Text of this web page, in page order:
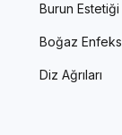
Burun
Boğaz
Diz Ağrıları